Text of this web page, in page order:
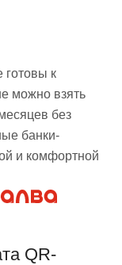
готовы к
можно взять
без
банки-
и комфортной
QR-